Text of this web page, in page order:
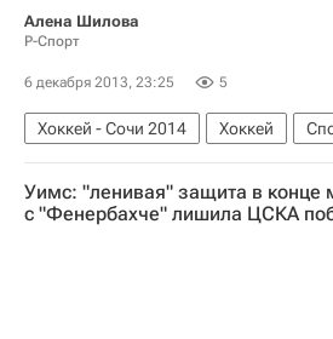
Алена Шилова
Р-Спорт
6 декабря 2013, 23:25 5
Хоккей - Сочи 2014 Хоккей
Олимпийские игры
Зимние Олимпийские игры 2014
Уимс: "ленивая" защита в конце
с "Фенербахче" лишила ЦСКА